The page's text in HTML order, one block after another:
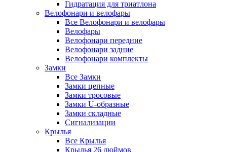
Гидратация для триатлона
Велофонари и велофары
Все Велофонари и велофары
Велофары
Велофонари передние
Велофонари задние
Велофонари комплекты
Замки
Все Замки
Замки цепные
Замки тросовые
Замки U-образные
Замки складные
Сигнализации
Крылья
Все Крылья
Крылья 26 дюймов